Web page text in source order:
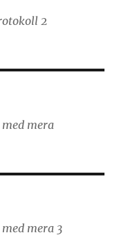
2
mera
mera 3